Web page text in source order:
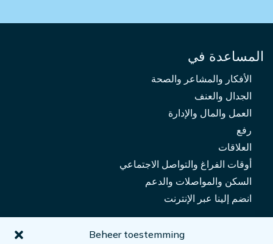
Beheer toestemming
المساعدة في
الأفكار والمشاعر والصحة
الجدال والعنف
العمل والمال والإدارة
رفع
العلاقات
أوقات الفراغ والتواصل الاجتماعي
السكن والمواصلات والدعم
انضم إلينا عبر الإنترنت